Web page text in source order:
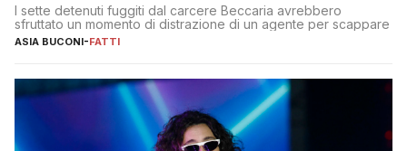
I sette detenuti fuggiti dal carcere Beccaria avrebbero
sfruttato un momento di distrazione di un agente per scappare
ASIA BUCONI-FATTI